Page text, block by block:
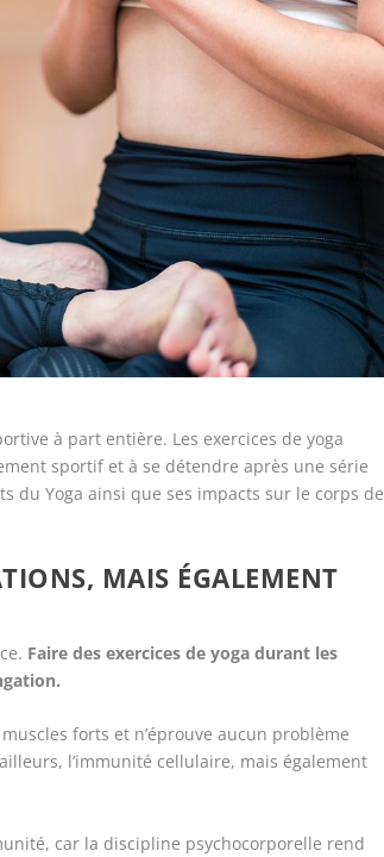
à part entière. Les exercices de yoga
sportif et à se détendre après une série
du Yoga ainsi que ses impacts sur le corps de
MAIS ÉGALEMENT
Faire des exercices de yoga durant les
forts et n’éprouve aucun problème
l’immunité cellulaire, mais également
car la discipline psychocorporelle rend